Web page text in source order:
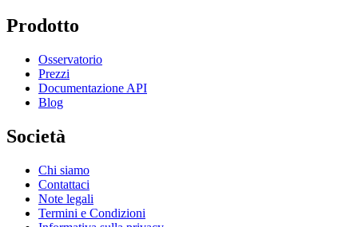
Prodotto
Osservatorio
Prezzi
Documentazione API
Blog
Società
Chi siamo
Contattaci
Note legali
Termini e Condizioni